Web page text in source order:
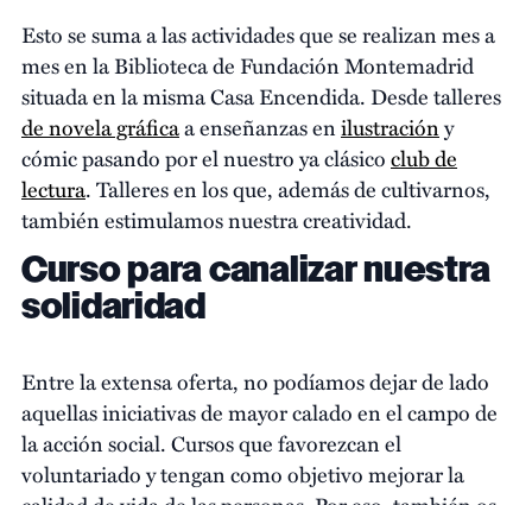
Esto se suma a las actividades que se realizan mes a
mes en la Biblioteca de Fundación Montemadrid
situada en la misma Casa Encendida. Desde talleres
de novela gráficaa enseñanzas enilustracióny
cómic pasando por el nuestro ya clásicoclub de
lectura. Talleres en los que, además de cultivarnos,
también estimulamos nuestra creatividad.
Curso para canalizar nuestra
solidaridad
Entre la extensa oferta, no podíamos dejar de lado
aquellas iniciativas de mayor calado en el campo de
la acción social. Cursos que favorezcan el
voluntariado y tengan como objetivo mejorar la